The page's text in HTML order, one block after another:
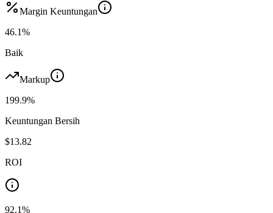
Margin Keuntungan
46.1%
Baik
Markup
199.9%
Keuntungan Bersih
$13.82
ROI
92.1%